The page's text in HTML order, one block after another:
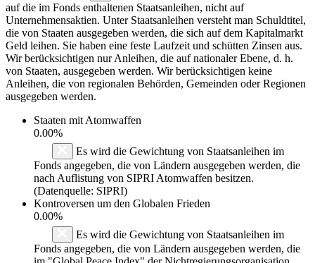
auf die im Fonds enthaltenen Staatsanleihen, nicht auf
Unternehmensaktien. Unter Staatsanleihen versteht man Schuldtitel,
die von Staaten ausgegeben werden, die sich auf dem Kapitalmarkt
Geld leihen. Sie haben eine feste Laufzeit und schütten Zinsen aus.
Wir berücksichtigen nur Anleihen, die auf nationaler Ebene, d. h.
von Staaten, ausgegeben werden. Wir berücksichtigen keine
Anleihen, die von regionalen Behörden, Gemeinden oder Regionen
ausgegeben werden.
Staaten mit Atomwaffen
0.00%
Es wird die Gewichtung von Staatsanleihen im
Fonds angegeben, die von Ländern ausgegeben werden, die
nach Auflistung von SIPRI Atomwaffen besitzen.
(Datenquelle: SIPRI)
Kontroversen um den Globalen Frieden
0.00%
Es wird die Gewichtung von Staatsanleihen im
Fonds angegeben, die von Ländern ausgegeben werden, die